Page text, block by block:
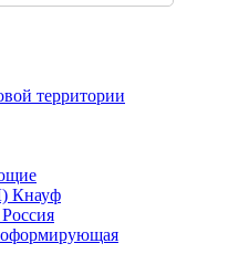
территории
Кнауф